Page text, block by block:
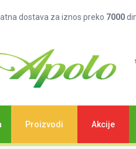
dostava za iznos preko 7000
Proizvodi Akcije